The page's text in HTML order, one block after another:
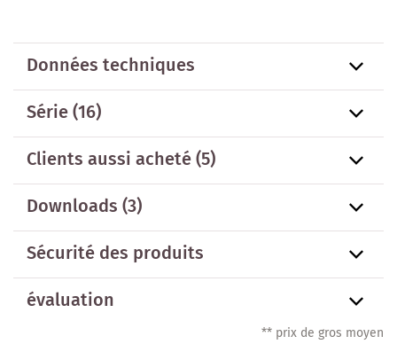
Données techniques
Série(16)
Clients aussi acheté(5)
Downloads (3)
Sécurité des produits
évaluation
** prix de gros moyen